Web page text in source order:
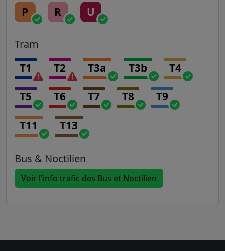
P R U
Tram
T1 T2 T3a T3b T4
T5 T6 T7 T8 T9
T11 T13
Bus & Noctilien
Voir l'info trafic des Bus et Noctilien